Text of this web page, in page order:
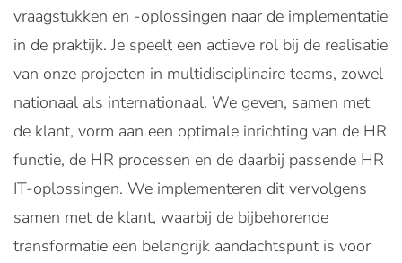
vraagstukken en -oplossingen naar de implementatie
in de praktijk. Je speelt een actieve rol bij de realisatie
van onze projecten in multidisciplinaire teams, zowel
nationaal als internationaal. We geven, samen met
de klant, vorm aan een optimale inrichting van de HR
functie, de HR processen en de daarbij passende HR
IT-oplossingen. We implementeren dit vervolgens
samen met de klant, waarbij de bijbehorende
transformatie een belangrijk aandachtspunt is voor